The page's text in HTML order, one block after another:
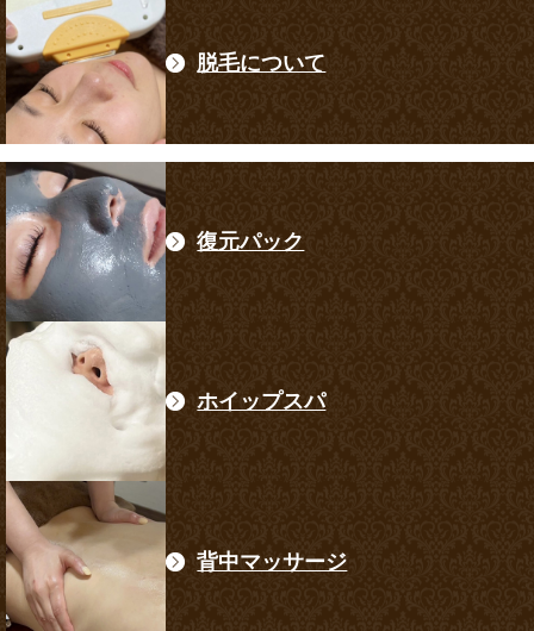
脱毛について
復元パック
ホイップスパ
背中マッサージ